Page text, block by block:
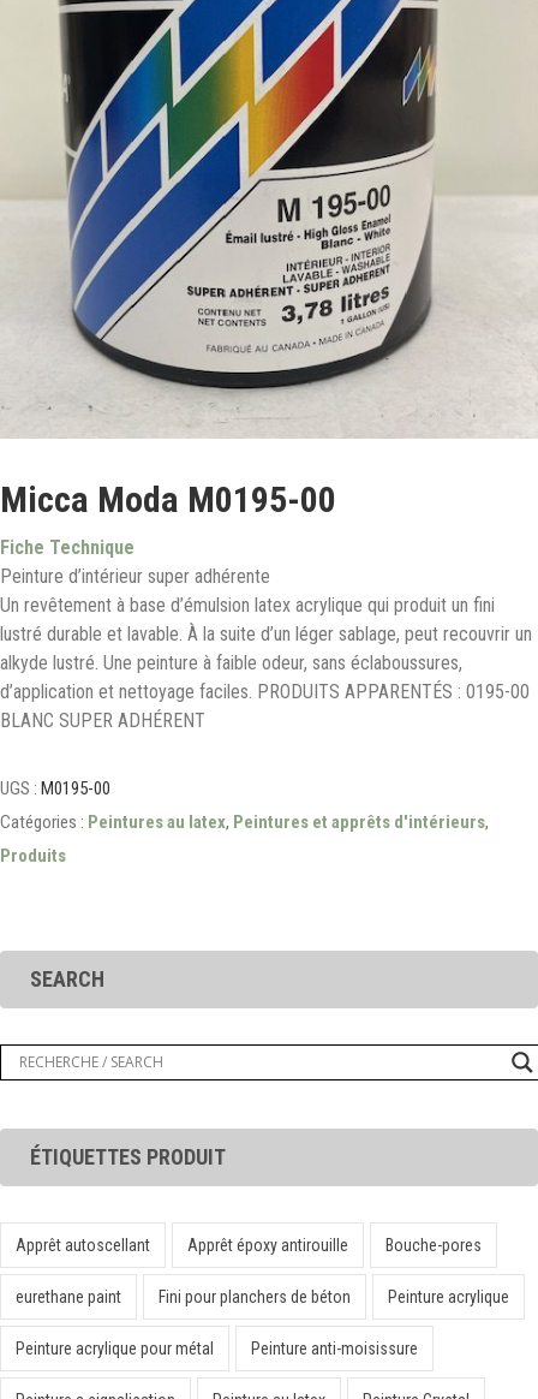
Micca Moda M0195-00
Fiche Technique
Peinture d’intérieur super adhérente
Un revêtement à base d’émulsion latex acrylique qui produit un fini
lustré durable et lavable. À la suite d’un léger sablage, peut recouvrir un
alkyde lustré. Une peinture à faible odeur, sans éclaboussures,
d’application et nettoyage faciles. PRODUITS APPARENTÉS : 0195-00
BLANC SUPER ADHÉRENT
UGS : M0195-00
Catégories : Peintures au latex, Peintures et apprêts d'intérieurs,
Produits
SEARCH
ÉTIQUETTES PRODUIT
Apprêt autoscellant Apprêt époxy antirouille Bouche-pores
eurethane paint Fini pour planchers de béton Peinture acrylique
Peinture acrylique pour métal Peinture anti-moisissure